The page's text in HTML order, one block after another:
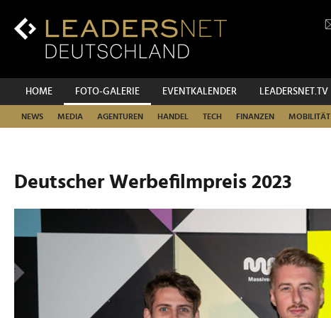
Inhalt
Hauptnavigation
HOME FOTO-GALERIE EVENTKALENDER LEADERSNET.TV
NEWS MEDIA AGENTUREN HANDEL TECH FINANZEN MOBILITÄT
Deutscher Werbefilmpreis 2023